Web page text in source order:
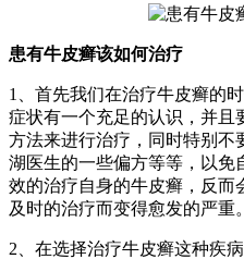
患有牛皮癣该如何治疗
1、首先我们在治疗牛皮癣的
症状有一个充足的认识，并且
方法来进行治疗，同时特别不
湖医生的一些偏方等等，以免
效的治疗自身的牛皮癣，反而
及时的治疗而变得愈发的严重。
2、在选择治疗牛皮癣这种疾